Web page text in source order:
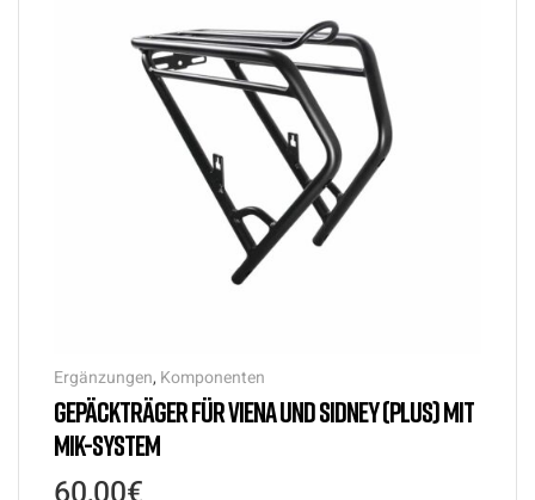
Ergänzungen, Komponenten
GEPÄCKTRÄGER FÜR VIENA UND SIDNEY (PLUS) MIT
MIK-SYSTEM